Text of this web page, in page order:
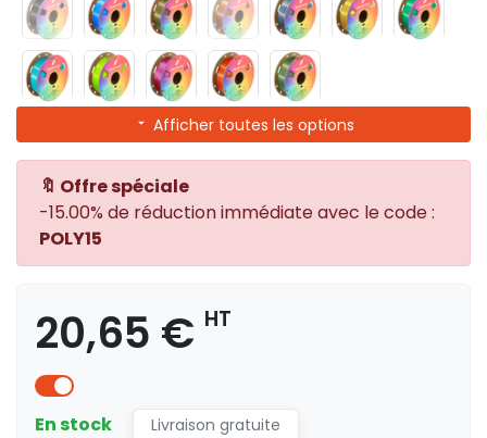
Afficher toutes les options
🔖 Offre spéciale
-15.00% de réduction immédiate avec le code :
POLY15
20,65 € HT
En stock
Livraison gratuite